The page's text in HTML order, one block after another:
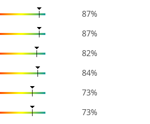
87%
87%
82%
84%
73%
73%